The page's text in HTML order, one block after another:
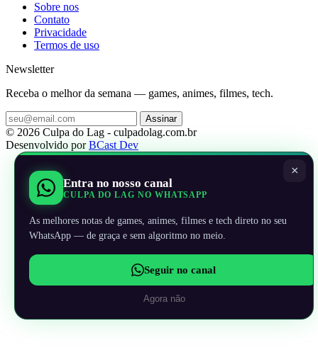
Sobre nos
Contato
Privacidade
Termos de uso
Newsletter
Receba o melhor da semana — games, animes, filmes, tech.
Assinar
© 2026 Culpa do Lag - culpadolag.com.br
Desenvolvido porBCast Dev
×
Entra no nosso canal
CULPA DO LAG NO WHATSAPP
As melhores notas de games, animes, filmes e tech direto no seu
WhatsApp — de graça e sem algoritmo no meio.
Seguir no canal
Agora não